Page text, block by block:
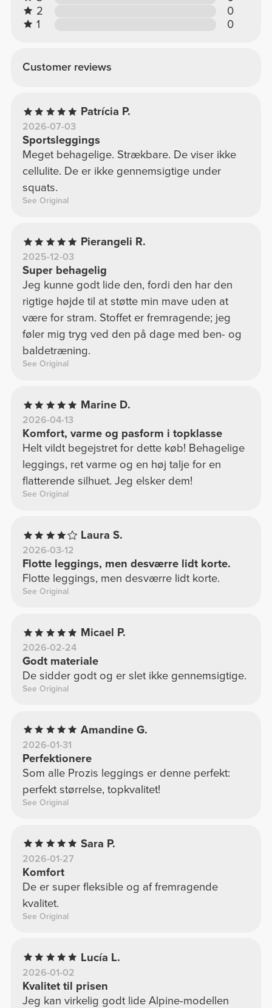
2
0
1
0
Customer reviews
Patrícia P.
2026-07-03
Sportsleggings
Meget behagelige. Strækbare. De viser ikke
cellulite. De er ikke gennemsigtige under
squats.
See Original
Pierangeli R.
2025-12-03
Super behagelig
Jeg kunne godt lide den, fordi den har den
rigtige højde til at støtte min mave uden at
være for stram. Stoffet er fremragende; jeg
føler mig tryg ved den på dage med ben- og
baldetræning.
See Original
Marine D.
2026-04-13
Komfort, varme og pasform i topklasse
Helt vildt begejstret for dette køb! Behagelige
leggings, ret varme og en høj talje for en
flatterende silhuet. Jeg elsker dem!
See Original
Laura S.
2026-03-12
Flotte leggings, men desværre lidt korte.
Flotte leggings, men desværre lidt korte.
See Original
Micael P.
2026-02-24
Godt materiale
De sidder godt og er slet ikke gennemsigtige.
See Original
Amandine G.
2026-01-31
Perfektionere
Som alle Prozis leggings er denne perfekt:
perfekt størrelse, topkvalitet!
See Original
Sara P.
2026-01-27
Komfort
De er super fleksible og af fremragende
kvalitet.
See Original
Lucía L.
2026-01-02
Kvalitet til prisen
Jeg kan virkelig godt lide Alpine-modellen